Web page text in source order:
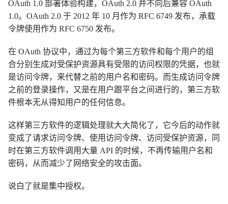
OAuth 1.0 部署体验构建，OAuth 2.0 并不向后兼容 OAuth
1.0。OAuth 2.0 于 2012 年 10 月作为 RFC 6749 发布，承载
令牌使用作为 RFC 6750 发布。
在 OAuth 协议中，通过为每个第三方软件和每个用户的组
合分别生成对受保护资源具有受限的访问权限的凭据，也就
是访问令牌，来代替之前的用户名和密码。而生成访问令牌
之前的登录操作，又是在用户跟平台之间进行的，第三方软
件根本无从得知用户的任何信息。
这样第三方软件的逻辑处理就大大简化了，它今后的动作就
变成了请求访问令牌、使用访问令牌、访问受保护资源，同
时在第三方软件调用大量 API 的时候，不再传输用户名和
密码，从而减少了网络安全的攻击面。
说白了就是集中授权。